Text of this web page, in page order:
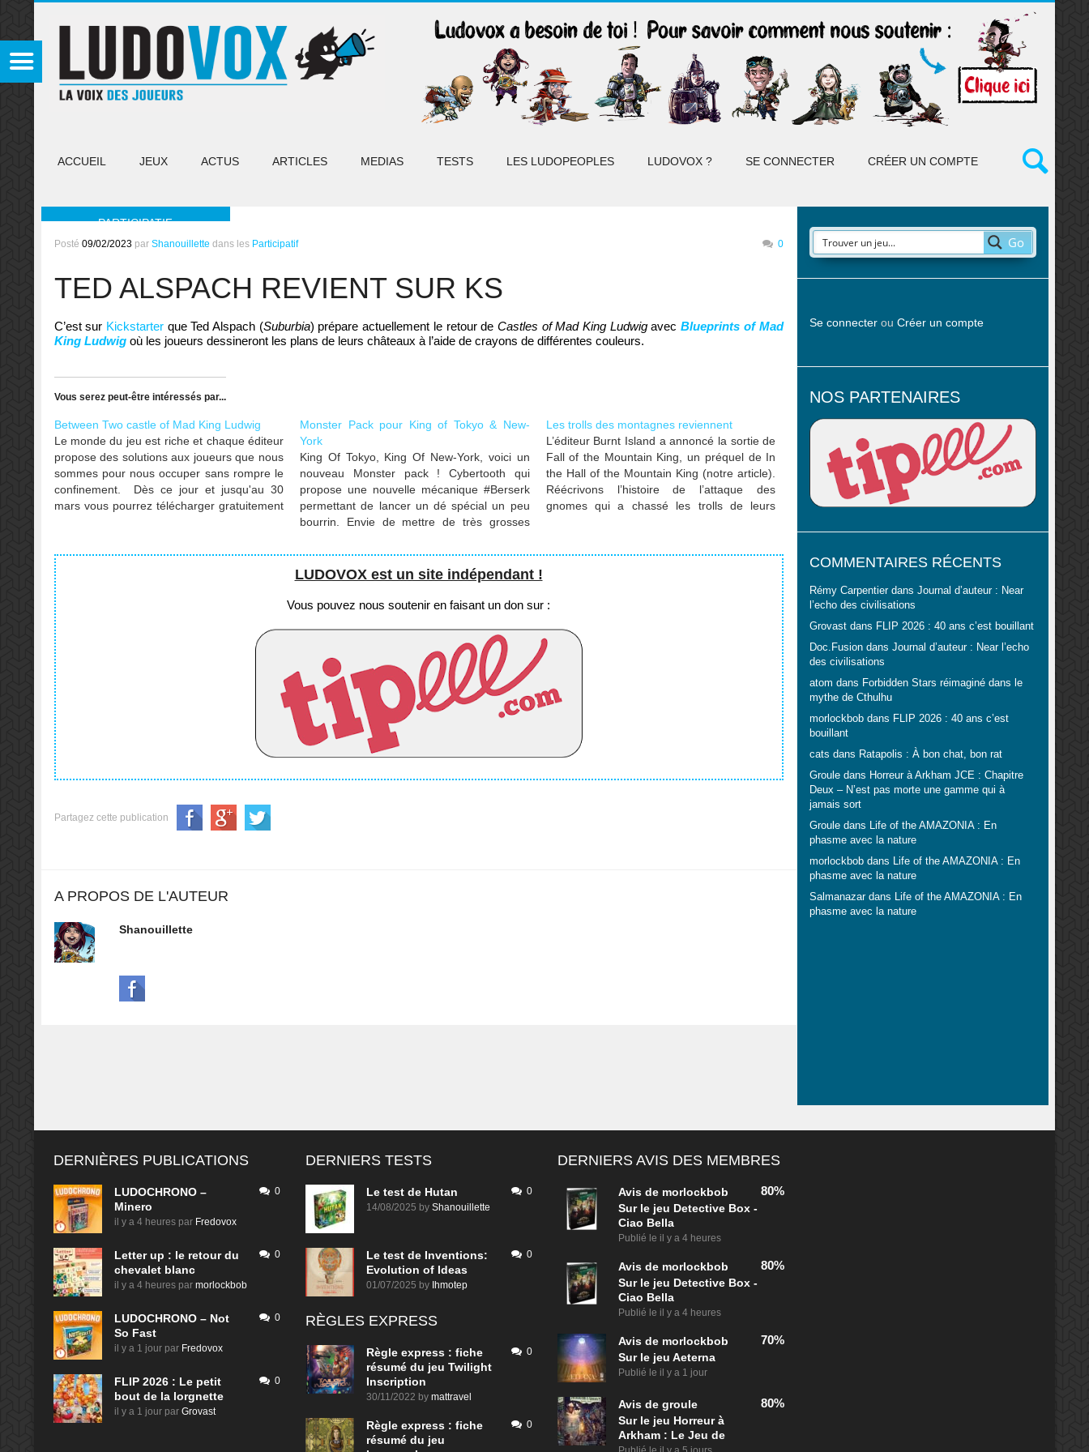
ACCUEIL JEUX ACTUS ARTICLES MEDIAS TESTS LES LUDOPEOPLES LUDOVOX ? SE CONNECTER CRÉER UN COMPTE
PARTICIPATIF
Posté 09/02/2023 par Shanouillette dans les Participatif 0
TED ALSPACH REVIENT SUR KS
C’est sur Kickstarterque Ted Alspach (Suburbia) prépare actuellement le retour de Castles of Mad King LudwigavecBlueprints of Mad
King Ludwig où les joueurs dessineront les plans de leurs châteaux à l’aide de crayons de différentes couleurs.
Vous serez peut-être intéressés par...
Between Two castle of Mad King Ludwig
Le monde du jeu est riche et chaque éditeur
propose des solutions aux joueurs que nous
sommes pour nous occuper sans rompre le
confinement. Dès ce jour et jusqu'au 30
mars vous pourrez télécharger gratuitement
Monster Pack pour King of Tokyo & New-
York
King Of Tokyo, King Of New-York, voici un
nouveau Monster pack ! Cybertooth qui
propose une nouvelle mécanique #Berserk
permettant de lancer un dé spécial un peu
bourrin. Envie de mettre de très grosses
Les trolls des montagnes reviennent
L’éditeur Burnt Island a annoncé la sortie de
Fall of the Mountain King, un préquel de In
the Hall of the Mountain King (notre article).
Réécrivons l’histoire de l’attaque des
gnomes qui a chassé les trolls de leurs
sur…
LUDOVOX est un site indépendant !
Vous pouvez nous soutenir en faisant un don sur :
Partagez cette publication
A PROPOS DE L'AUTEUR
Shanouillette
Go
Se connecterou Créer un compte
NOS PARTENAIRES
COMMENTAIRES RÉCENTS
Rémy Carpentierdans Journal d’auteur : Near
l’echo des civilisations
Grovastdans FLIP 2026 : 40 ans c’est bouillant
Doc.Fusiondans Journal d’auteur : Near l’echo
des civilisations
atom dans Forbidden Stars réimaginé dans le
mythe de Cthulhu
morlockbobdans FLIP 2026 : 40 ans c’est
bouillant
cats dans Ratapolis : À bon chat, bon rat
Grouledans Horreur à Arkham JCE : Chapitre
Deux – N’est pas morte une gamme qui à
jamais sort
Grouledans Life of the AMAZONIA : En
phasme avec la nature
morlockbobdans Life of the AMAZONIA : En
phasme avec la nature
Salmanazardans Life of the AMAZONIA : En
phasme avec la nature
DERNIÈRES PUBLICATIONS
LUDOCHRONO –
Minero
il y a 4 heures par Fredovox
0
Letter up : le retour du
chevalet blanc
il y a 4 heures par morlockbob
0
LUDOCHRONO – Not
So Fast
il y a 1 jour par Fredovox
0
FLIP 2026 : Le petit
bout de la lorgnette
il y a 1 jour par Grovast
0
DERNIERS TESTS
Le test de Hutan
14/08/2025 by Shanouillette
0
Le test de Inventions:
Evolution of Ideas
01/07/2025 by Ihmotep
0
RÈGLES EXPRESS
Règle express : fiche
résumé du jeu Twilight
Inscription
30/11/2022 by mattravel
0
Règle express : fiche
résumé du jeu
0
DERNIERS AVIS DES MEMBRES
Avis de morlockbob
Sur le jeu Detective Box -
Ciao Bella
Publié le il y a 4 heures
80%
Avis de morlockbob
Sur le jeu Detective Box -
Ciao Bella
Publié le il y a 4 heures
80%
Avis de morlockbob
Sur le jeu Aeterna
Publié le il y a 1 jour
70%
Avis de groule
Sur le jeu Horreur à
Arkham : Le Jeu de
80%